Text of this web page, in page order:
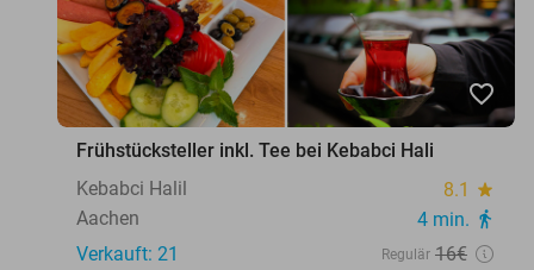
favorite_border
Frühstücksteller inkl. Tee bei Kebabci Hali
Kebabci Halil
8.1 star
Aachen 4 min. directions_walk
Verkauft: 21 Regulär 16€